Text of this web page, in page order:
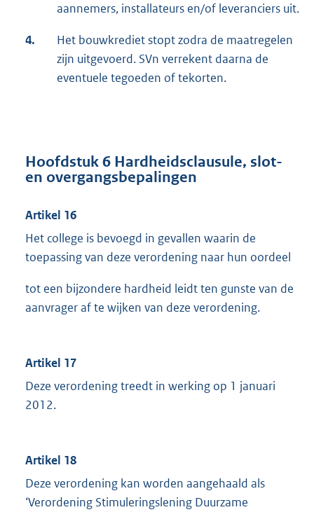
aannemers, installateurs en/of leveranciers uit.
4.
Het bouwkrediet stopt zodra de maatregelen
zijn uitgevoerd. SVn verrekent daarna de
eventuele tegoeden of tekorten.
Hoofdstuk 6 Hardheidsclausule, slot-
en overgangsbepalingen
Artikel 16
Het college is bevoegd in gevallen waarin de
toepassing van deze verordening naar hun oordeel
tot een bijzondere hardheid leidt ten gunste van de
aanvrager af te wijken van deze verordening.
Artikel 17
Deze verordening treedt in werking op 1 januari
2012.
Artikel 18
Deze verordening kan worden aangehaald als
‘Verordening Stimuleringslening Duurzame